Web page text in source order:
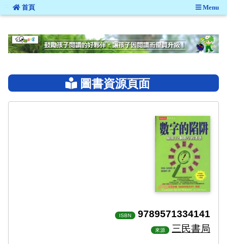
::: 首頁 Menu
圖書資源頁面
ISBN 9789571334141
來源 三民書局